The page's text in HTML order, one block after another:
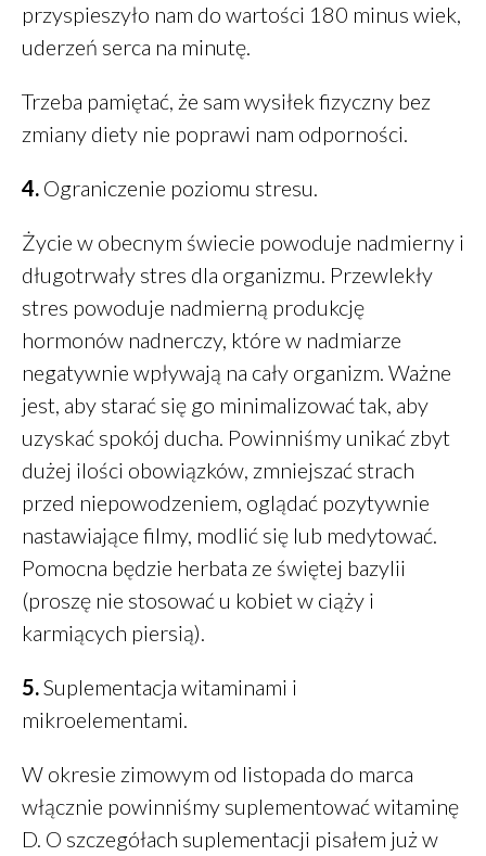
przyspieszyło nam do wartości 180 minus wiek,
uderzeń serca na minutę.
Trzeba pamiętać, że sam wysiłek fizyczny bez
zmiany diety nie poprawi nam odporności.
4. Ograniczenie poziomu stresu.
Życie w obecnym świecie powoduje nadmierny i
długotrwały stres dla organizmu. Przewlekły
stres powoduje nadmierną produkcję
hormonów nadnerczy, które w nadmiarze
negatywnie wpływają na cały organizm. Ważne
jest, aby starać się go minimalizować tak, aby
uzyskać spokój ducha. Powinniśmy unikać zbyt
dużej ilości obowiązków, zmniejszać strach
przed niepowodzeniem, oglądać pozytywnie
nastawiające filmy, modlić się lub medytować.
Pomocna będzie herbata ze świętej bazylii
(proszę nie stosować u kobiet w ciąży i
karmiących piersią).
5.Suplementacja witaminami i
mikroelementami.
W okresie zimowym od listopada do marca
włącznie powinniśmy suplementować witaminę
D. O szczegółach suplementacji pisałem już w